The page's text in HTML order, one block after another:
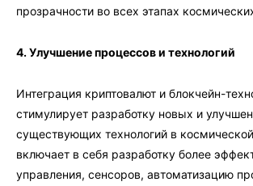
прозрачности во всех этапах
4. Улучшение процессов и технологий
Интеграция криптовалют и блокчейн-
стимулирует разработку новых и
существующих технологий в
включает в себя разработку более
управления, сенсоров, автоматизацию